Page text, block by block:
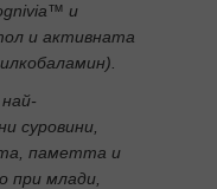
и
и активната
суровини,
паметта и
при млади,